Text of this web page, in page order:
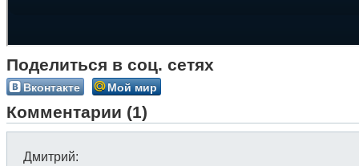
Поделиться в соц. сетях
Вконтакте Мой мир
Комментарии (1)
Дмитрий: